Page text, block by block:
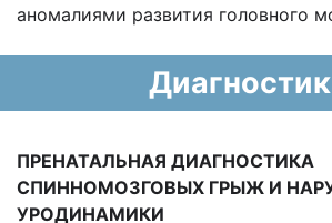
аномалиями развития головного
ПРЕНАТАЛЬНАЯ ДИАГНОСТИКА
СПИННОМОЗГОВЫХ ГРЫЖ И
УРОДИНАМИКИ